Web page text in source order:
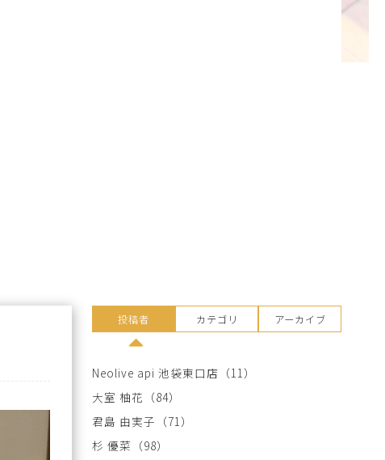
投稿者 カテゴリ アーカイブ
Neolive api 池袋東口店 （11）
大室 柚花 （84）
君島 由実子 （71）
杉 優菜 （98）